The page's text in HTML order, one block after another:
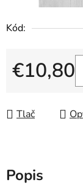
Kód:
€10,80
Jednotková
Tlač
Popis